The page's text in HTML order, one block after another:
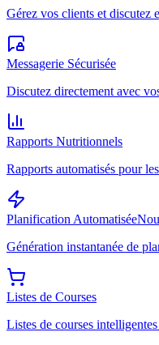
Gérez vos clients et discutez
Messagerie Sécurisée
Discutez directement avec
Rapports Nutritionnels
Rapports automatisés pour
Planification Automatisée
Génération instantanée de
Listes de Courses
Listes de courses